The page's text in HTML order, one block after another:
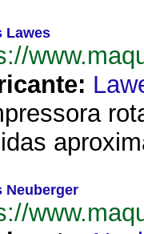
Lawes
Neuberger